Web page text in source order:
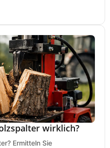
wirklich?
Ermitteln Sie